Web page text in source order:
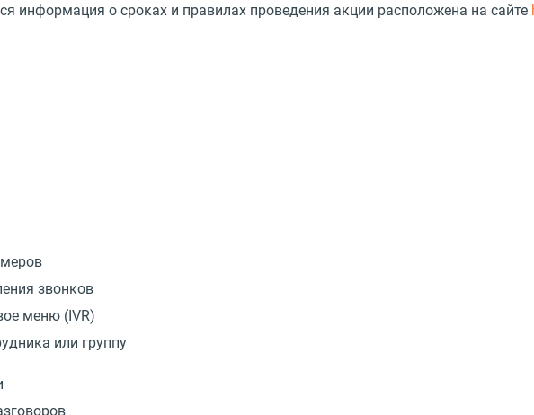
информация о сроках и правилах проведения акции расположена на сайте
звонков
меню (IVR)
или группу